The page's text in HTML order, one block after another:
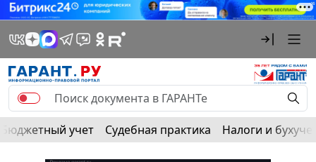
Бюджетный учет Судебная практика Налоги и